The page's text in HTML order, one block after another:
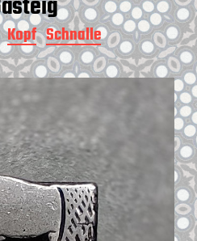
Kopf Schnalle